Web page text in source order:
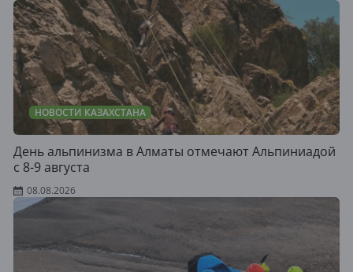
НОВОСТИ КАЗАХСТАНА
День альпинизма в Алматы отмечают Альпиниадой
с 8-9 августа
08.08.2026